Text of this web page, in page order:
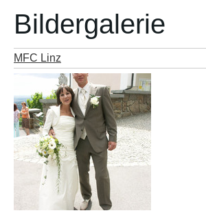
Bildergalerie
MFC Linz